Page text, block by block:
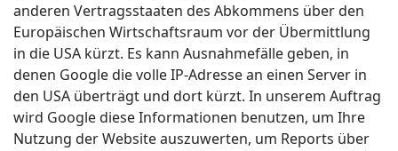
anderen Vertragsstaaten des Abkommens über den
Europäischen Wirtschaftsraum vor der Übermittlung
in die USA kürzt. Es kann Ausnahmefälle geben, in
denen Google die volle IP-Adresse an einen Server in
den USA überträgt und dort kürzt. In unserem Auftrag
wird Google diese Informationen benutzen, um Ihre
Nutzung der Website auszuwerten, um Reports über